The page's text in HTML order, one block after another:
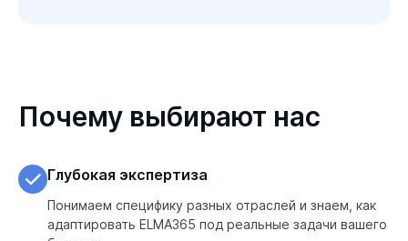
Почему выбирают нас
Глубокая экспертиза
Понимаем специфику разных отраслей и знаем, как
адаптировать ELMA365 под реальные задачи вашего